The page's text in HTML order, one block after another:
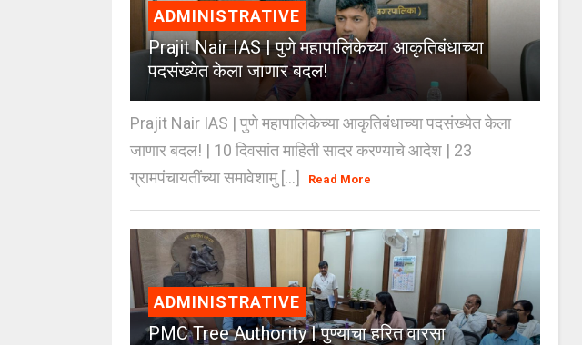
ADMINISTRATIVE
Prajit Nair IAS | पुणे महापालिकेच्या आकृतिबंधाच्या
पदसंख्येत केला जाणार बदल!
Prajit Nair IAS | पुणे महापालिकेच्या आकृतिबंधाच्या पदसंख्येत केला
जाणार बदल! | 10 दिवसांत माहिती सादर करण्याचे आदेश | 23
ग्रामपंचायतींच्या समावेशामु [...]
Read More
ADMINISTRATIVE
PMC Tree Authority | पुण्याचा हरित वारसा